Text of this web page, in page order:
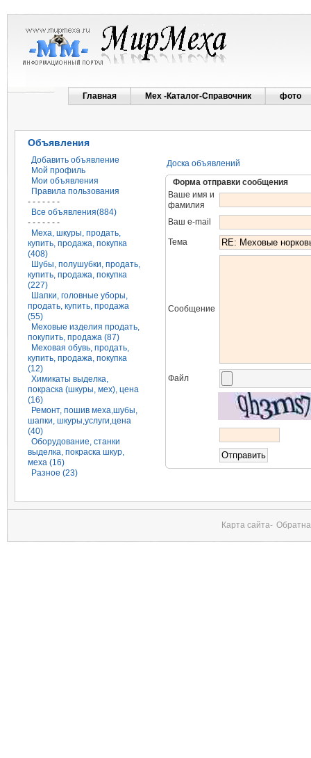
Главная Мех -Каталог-Справочник фото
Объявления
Добавить объявление
Мой профиль
Мои объявления
Правила пользования
- - - - - - -
Все объявления(884)
- - - - - - -
Меха, шкуры, продать,
купить, продажа, покупка
(408)
Шубы, полушубки, продать,
купить, продажа, покупка
(227)
Шапки, головные уборы,
продать, купить, продажа
(55)
Меховые изделия продать,
покупить, продажа (87)
Меховая обувь, продать,
купить, продажа, покупка
(12)
Химикаты выделка,
покраска (шкуры, мех), цена
(16)
Ремонт, пошив меха,шубы,
шапки, шкуры,услуги,цена
(40)
Оборудование, станки
выделка, покраска шкур,
меха (16)
Разное (23)
Доска объявлений
Форма отправки сообщения
Ваше имя и
фамилия
Ваш e-mail
Тема
Сообщение
Файл
Карта сайта-